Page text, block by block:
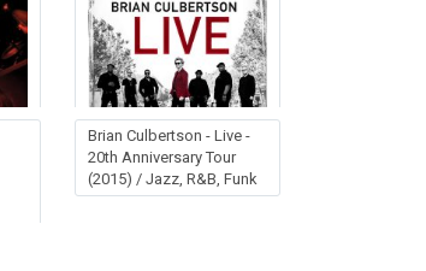
Brian Culbertson - Live -
20th Anniversary Tour
(2015) / Jazz, R&B, Funk